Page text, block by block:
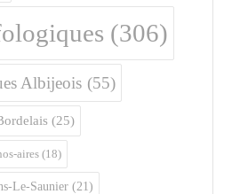
(306)
Albijeois (55)
(25)
aires (18)
Le-Saunier (21)